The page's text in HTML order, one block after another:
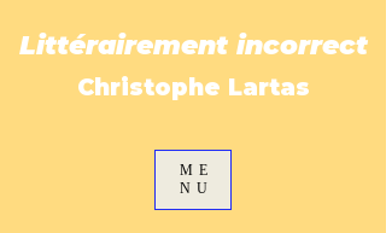
Littérairement incorrect
Christophe Lartas
ME
NU